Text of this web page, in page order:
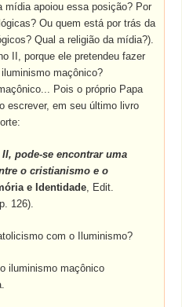
mídia apoiou essa posição? Por
Ou quem está por trás da
Qual a religião da mídia?).
II, porque ele pretendeu fazer
maçônico?
Pois o próprio Papa
escrever, em seu último livro
pode-se encontrar uma
o cristianismo e o
e Identidade, Edit.
126).
com o Iluminismo?
iluminismo maçônico